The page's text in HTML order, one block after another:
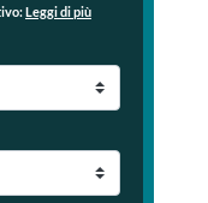
Leggi di più